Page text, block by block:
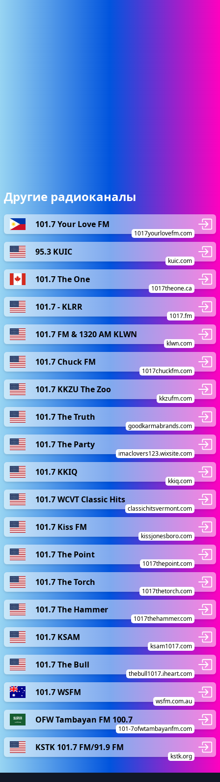
Другие радиоканалы
101.7 Your Love FM
1017yourlovefm.com
95.3 KUIC
kuic.com
101.7 The One
1017theone.ca
101.7 - KLRR
1017.fm
101.7 FM & 1320 AM KLWN
klwn.com
101.7 Chuck FM
1017chuckfm.com
101.7 KKZU The Zoo
kkzufm.com
101.7 The Truth
goodkarmabrands.com
101.7 The Party
imaclovers123.wixsite.com
101.7 KKIQ
kkiq.com
101.7 WCVT Classic Hits
classichitsvermont.com
101.7 Kiss FM
kissjonesboro.com
101.7 The Point
1017thepoint.com
101.7 The Torch
1017thetorch.com
101.7 The Hammer
1017thehammer.com
101.7 KSAM
ksam1017.com
101.7 The Bull
thebull1017.iheart.com
101.7 WSFM
wsfm.com.au
OFW Tambayan FM 100.7
101-7ofwtambayanfm.com
KSTK 101.7 FM/91.9 FM
kstk.org